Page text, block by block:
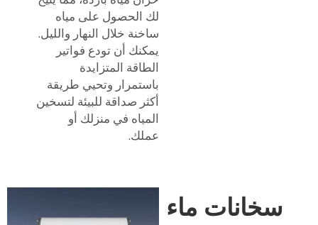
لك الحصول على مياه
ساخنة خلال النهار والليل.
يمكنك أن تودع فواتير
الطاقة المتزايدة
باستمرار وتحيي طريقة
أكثر صداقة للبيئة لتسخين
المياه في منزلك أو
عملك.
سخانات ماء